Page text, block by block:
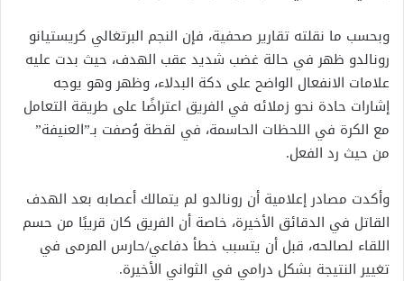
وبحسب ما نقلته تقارير صحفية، فإن النجم البرتغالي كريستيانو
رونالدو ظهر في حالة غضب شديد عقب الهدف، حيث بدت عليه
علامات الانفعال الواضح على دكة البدلاء، وظهر وهو يوجه
إشارات حادة نحو زملائه في الفريق اعتراضًا على طريقة التعامل
مع الكرة في اللحظات الحاسمة، في لقطة وُصفت بـ”العنيفة”
من حيث رد الفعل.
وأكدت مصادر إعلامية أن رونالدو لم يتمالك أعصابه بعد الهدف
القاتل في الدقائق الأخيرة، خاصة أن الفريق كان قريبًا من حسم
اللقاء لصالحه، قبل أن يتسبب خطأ دفاعي/حارس المرمى في
تغيير النتيجة بشكل درامي في الثواني الأخيرة.